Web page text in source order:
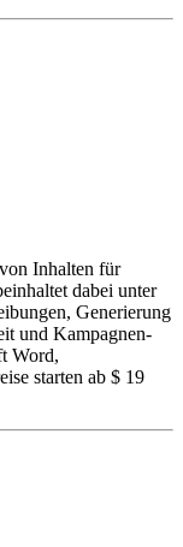
Inhalten für
dabei unter
Generierung
und Kampagnen-
Word,
starten ab $ 19